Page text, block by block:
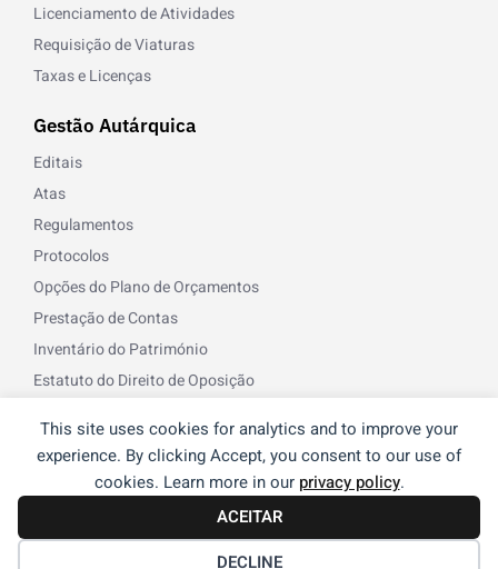
This site uses cookies for analytics and to improve your
experience. By clicking Accept, you consent to our use of
cookies. Learn more in our privacy policy.
ACEITAR
DECLINE
Licenciamento de Atividades
Requisição de Viaturas
Taxas e Licenças
Gestão Autárquica
Editais
Atas
Regulamentos
Protocolos
Opções do Plano de Orçamentos
Prestação de Contas
Inventário do Património
Estatuto do Direito de Oposição
Recursos Humanos
© 2026 Freguesia de Reguengos de Monsaraz | Desenvolvido
porNOS®